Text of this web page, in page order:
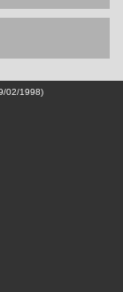
02/1998)